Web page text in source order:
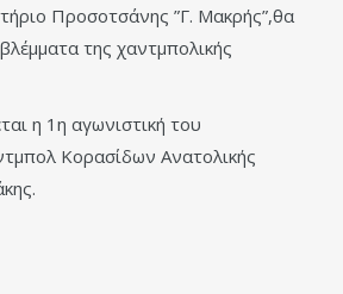
Προσοτσάνης ”Γ. Μακρής”,θα
της χαντμπολικής
η 1η αγωνιστική του
Κορασίδων Ανατολικής